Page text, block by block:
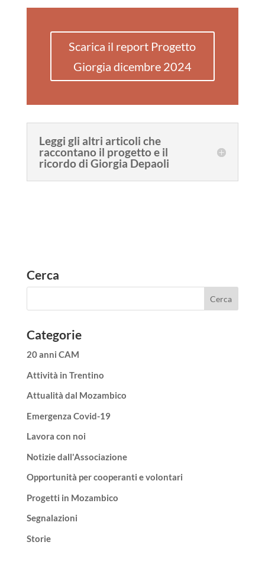
Scarica il report Progetto
Giorgia dicembre 2024
Leggi gli altri articoli che
raccontano il progetto e il
ricordo di Giorgia Depaoli
Cerca
Categorie
20 anni CAM
Attività in Trentino
Attualità dal Mozambico
Emergenza Covid-19
Lavora con noi
Notizie dall'Associazione
Opportunità per cooperanti e volontari
Progetti in Mozambico
Segnalazioni
Storie